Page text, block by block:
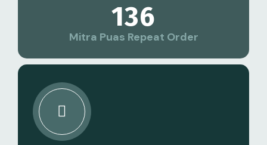
136
Mitra Puas Repeat Order